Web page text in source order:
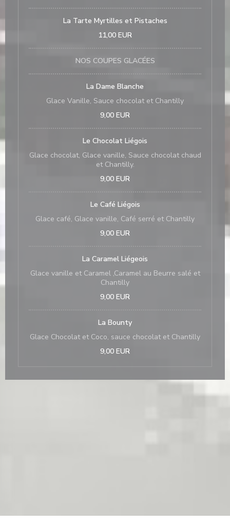
La Tarte Myrtilles et Pistaches
11,00 EUR
NOS COUPES GLACÉES
La Dame Blanche
Glace Vanille, Sauce chocolat et Chantilly
9,00 EUR
Le Chocolat Liégois
Glace chocolat, Glace vanille, Sauce chocolat chaud
et Chantilly.
9,00 EUR
Le Café Liégois
Glace café, Glace vanille, Café serré et Chantilly
9,00 EUR
La Caramel Liégeois
Glace vanille et Caramel ,Caramel au Beurre salé et
Chantilly
9,00 EUR
La Bounty
Glace Chocolat et Coco, sauce chocolat et Chantilly
9,00 EUR